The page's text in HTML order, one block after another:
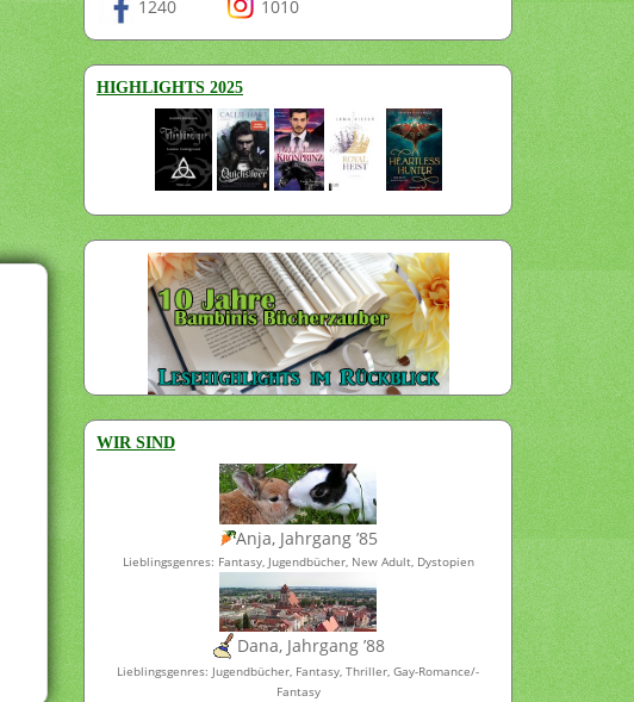
1240 1010
HIGHLIGHTS 2025
WIR SIND
Anja, Jahrgang ’85
Lieblingsgenres: Fantasy, Jugendbücher, New Adult, Dystopien
Dana, Jahrgang ’88
Lieblingsgenres: Jugendbücher, Fantasy, Thriller, Gay-Romance/-
Fantasy